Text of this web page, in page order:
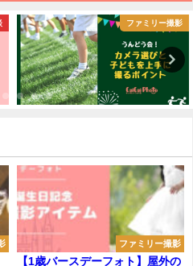
ファミリー撮影
ファミリー撮影
【1歳バースデーフォト】屋外の